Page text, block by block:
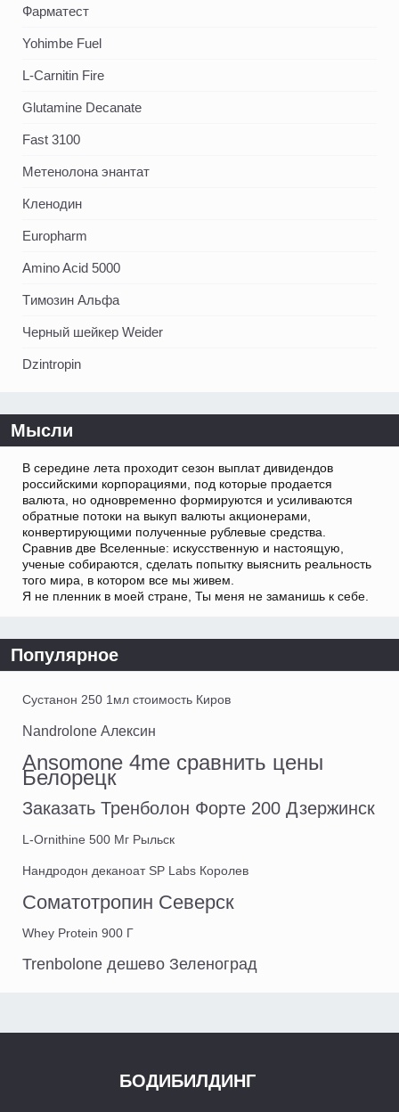
Фарматест
Yohimbe Fuel
L-Carnitin Fire
Glutamine Decanate
Fast 3100
Метенолона энантат
Кленодин
Europharm
Amino Acid 5000
Tимозин Альфа
Черный шейкер Weider
Dzintropin
Мысли
В середине лета проходит сезон выплат дивидендов
российскими корпорациями, под которые продается
валюта, но одновременно формируются и усиливаются
обратные потоки на выкуп валюты акционерами,
конвертирующими полученные рублевые средства.
Сравнив две Вселенные: искусственную и настоящую,
ученые собираются, сделать попытку выяснить реальность
того мира, в котором все мы живем.
Я не пленник в моей стране, Ты меня не заманишь к себе.
Популярное
Сустанон 250 1мл стоимость Киров
Nandrolone Алексин
Ansomone 4me сравнить цены
Белорецк
Заказать Тренболон Форте 200 Дзержинск
L-Ornithine 500 Мг Рыльск
Нандродон деканоат SP Labs Королев
Соматотропин Северск
Whey Protein 900 Г
Trenbolone дешево Зеленоград
БОДИБИЛДИНГ